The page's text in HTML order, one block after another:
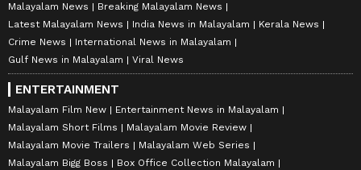
Malayalam News
Breaking Malayalam News
Latest Malayalam News
India News in Malayalam
Kerala News
Crime News
International News in Malayalam
Gulf News in Malayalam
Viral News
ENTERTAINMENT
Malayalam Film New
Entertainment News in Malayalam
Malayalam Short Films
Malayalam Movie Review
Malayalam Movie Trailers
Malayalam Web Series
Malayalam Bigg Boss
Box Office Collection Malayalam